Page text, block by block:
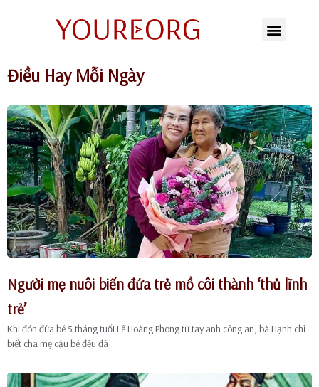
nội
Điều Hay Mỗi Ngày
Người mẹ nuôi biến đứa trẻ mồ côi thành ‘thủ lĩnh
trẻ’
Khi đón đứa bé 5 tháng tuổi Lê Hoàng Phong từ tay anh công an, bà Hạnh chỉ
biết cha mẹ cậu bé đều đã